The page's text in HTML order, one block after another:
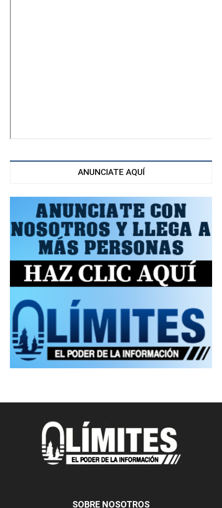
ANUNCIATE AQUÍ
SOBRE NOSOTROS